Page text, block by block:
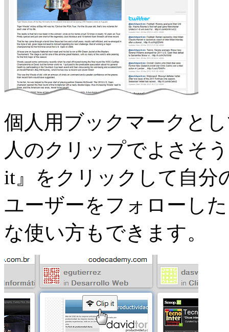
個人用ブックマークと
人のクリップでよさそ
it』をクリックして自分
ユーザーをフォローし
な使い方もできます。